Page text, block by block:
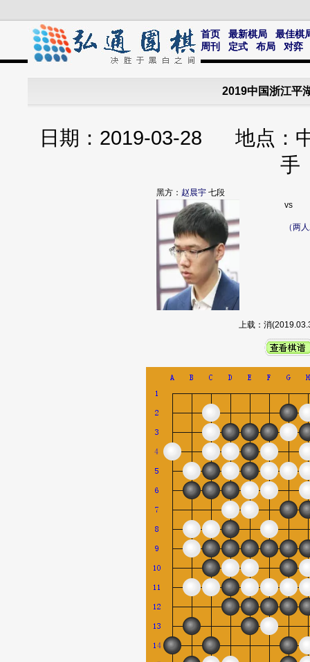
首页 最新棋局
最佳棋
周刊
定式 布局 对弈
2019中国浙江平
日期：2019-03-28 地点
手
黑方： 赵晨宇 七段
vs
（两
上载：消